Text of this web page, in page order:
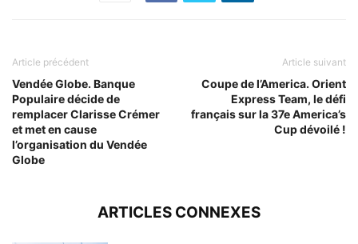
Article précédent
Vendée Globe. Banque
Populaire décide de
remplacer Clarisse Crémer
et met en cause
l’organisation du Vendée
Globe
Article suivant
Coupe de l’America. Orient
Express Team, le défi
français sur la 37e America’s
Cup dévoilé !
ARTICLES CONNEXES